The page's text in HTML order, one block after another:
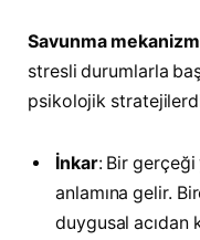
Savunma
stresli durumlarla
psikolojik
İnkar: Bir
anlamına gelir.
duygusal acıdan